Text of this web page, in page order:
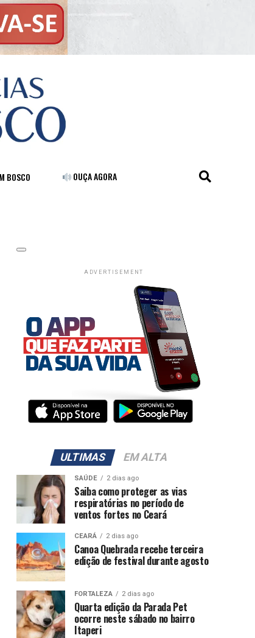
BOSCO OUÇA AGORA
ADVERTISEMENT
ULTIMAS EM ALTA
SAÚDE 2 dias ago
Saiba como proteger as vias
respiratórias no período de
ventos fortes no Ceará
CEARÁ 2 dias ago
Canoa Quebrada recebe terceira
edição de festival durante agosto
FORTALEZA 2 dias ago
Quarta edição da Parada Pet
ocorre neste sábado no bairro
Itaperi